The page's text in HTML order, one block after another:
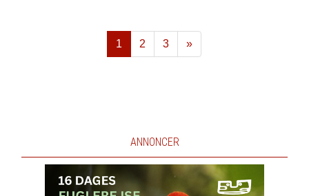
1 2 3
»
Næste
ANNONCER